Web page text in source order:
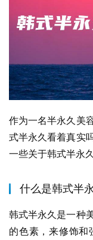
作为一名半永久美
式半永久看着真实
一些关于韩式半永
什么是韩式半
韩式半永久是一种
的色素，来修饰和